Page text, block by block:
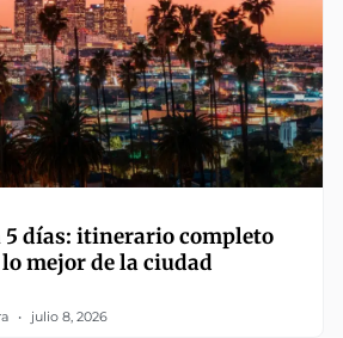
5 días: itinerario completo
mejor de la ciudad
julio 8, 2026